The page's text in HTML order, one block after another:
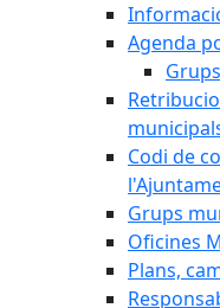
Agenda
Codi de
Grups
Oficines
Plans,